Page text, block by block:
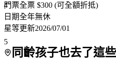
4
5
門票全票 $300 (可全額折抵)
日期全年無休
星等更新2026/07/01
同齡孩子也去了這